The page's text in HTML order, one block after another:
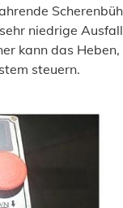
niedrige
kann das
steuern.